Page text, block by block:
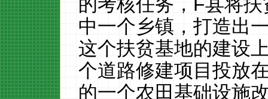
中一个乡镇，打造出
这个扶贫基地的建设
个道路修建项目投放
的一个农田基础设施